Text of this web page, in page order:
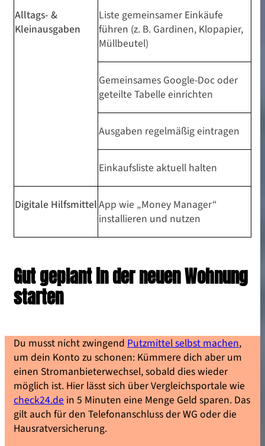
Alltags- &
Kleinausgaben
Liste gemeinsamer Einkäufe
führen (z. B. Gardinen, Klopapier,
Müllbeutel)
Gemeinsames Google-Doc oder
geteilte Tabelle einrichten
Ausgaben regelmäßig eintragen
Einkaufsliste aktuell halten
Digitale HilfsmittelApp wie „Money Manager“
installieren und nutzen
Gut geplant in der neuen Wohnung
starten
Du musst nicht zwingend Putzmittel selbst machen,
um dein Konto zu schonen: Kümmere dich aber um
einen Stromanbieterwechsel, sobald dies wieder
möglich ist. Hier lässt sich über Vergleichsportale wie
check24.de in 5 Minuten eine Menge Geld sparen. Das
gilt auch für den Telefonanschluss der WG oder die
Hausratversicherung.